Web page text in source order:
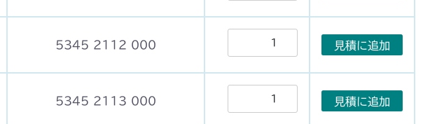
5345 2112 000 見積に追加
5345 2113 000 見積に追加